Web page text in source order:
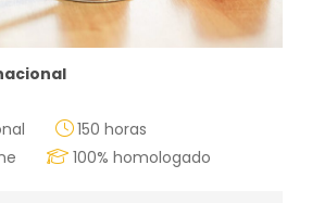
150 horas
100% homologado